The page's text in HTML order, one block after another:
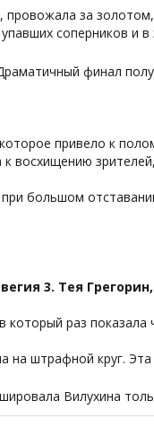
за
соперников и
финал
привело к
восхищению
большом
3. Тея
раз показала
штрафной круг.
Вилухина